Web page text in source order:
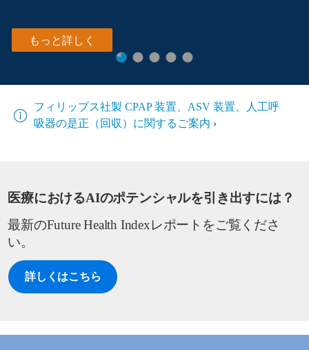
もっと詳しく
フィリップス社製 CPAP 装置、ASV 装置、人工呼
吸器の是正（回収）に関するご案内
医療におけるAIのポテンシャルを引き出すには？
最新のFuture Health Indexレポートをご覧くださ
い。​
詳しくはこちら